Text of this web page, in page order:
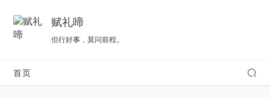
赋礼啼
但行好事，莫问前程。
首页